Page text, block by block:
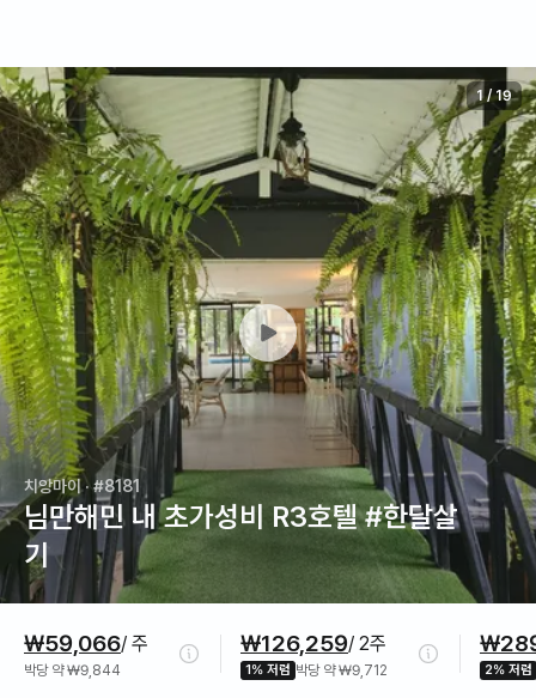
치앙마이· #8181
님만해민 내 초가성비 R3호텔 #한달살
기
1/19
₩59,066/ 주
박당 약 ₩9,844
₩126,259/ 2주
1% 저렴 박당 약 ₩9,712 2% 저렴